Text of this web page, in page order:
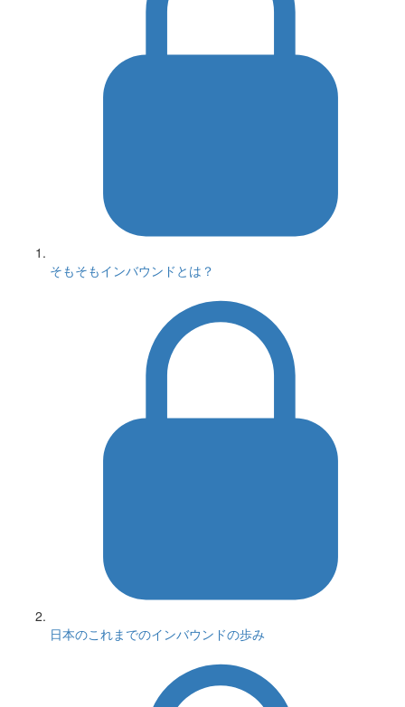
そもそもインバウンドとは？
日本のこれまでのインバウンドの歩み